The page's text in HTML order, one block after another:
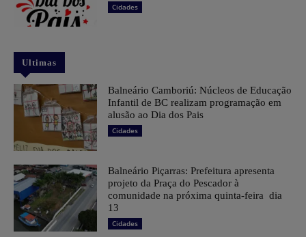
Cidades
Ultimas
Balneário Camboriú: Núcleos de Educação
Infantil de BC realizam programação em
alusão ao Dia dos Pais
Cidades
Balneário Piçarras: Prefeitura apresenta
projeto da Praça do Pescador à
comunidade na próxima quinta-feira dia
13
Cidades